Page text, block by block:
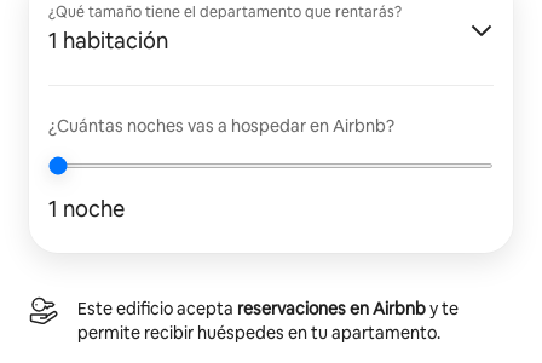
¿Qué tamaño tiene el departamento que rentarás?
1 habitación
¿Cuántas noches vas a hospedar en Airbnb?
1 noche
Este edificio acepta reservaciones en Airbnby te
permite recibir huéspedes en tu apartamento.